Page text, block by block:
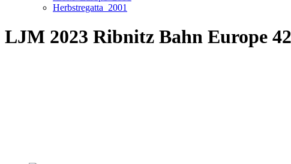
Herbstregatta_2001
LJM 2023 Ribnitz Bahn Europe